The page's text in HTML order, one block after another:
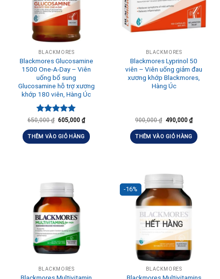
BLACKMORES
Blackmores Glucosamine
1500 One-A-Day – Viên
uống bổ sung
Glucosamine hỗ trợ xương
khớp 180 viên, Hàng Úc
Được xếp
5 sao
650,000₫ 605,000 ₫
THÊM VÀO GIỎ HÀNG
BLACKMORES
Blackmores Lyprinol 50
viên – Viên uống giảm đau
xương khớp Blackmores,
Hàng Úc
900,000₫ 490,000 ₫
THÊM VÀO GIỎ HÀNG
BLACKMORES
-16%
HẾT HÀNG
BLACKMORES